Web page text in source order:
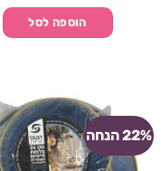
הוספה לסל
22% הנחה